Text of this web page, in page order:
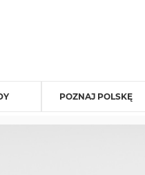
POZNAJ POLSKĘ